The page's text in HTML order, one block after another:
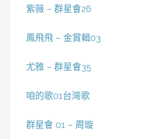
紫薇 – 群星會26
鳳飛飛 – 金賞輯03
尤雅 – 群星會35
咱的歌01台灣歌
群星會 01 – 周璇